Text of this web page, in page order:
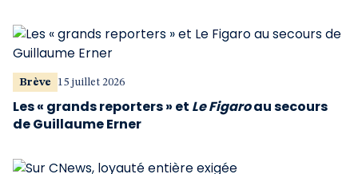
Brève 15 juillet 2026
Les « grands reporters » et Le Figaroau secours
de Guillaume Erner